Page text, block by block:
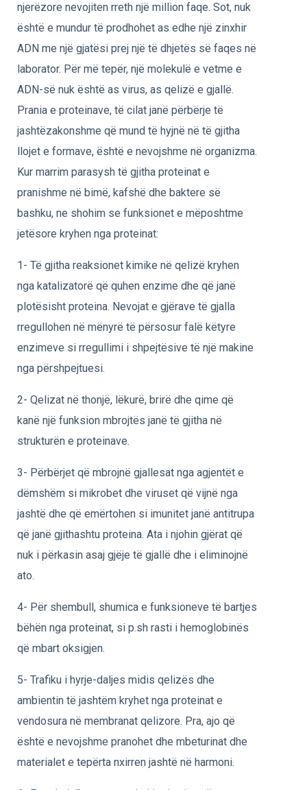
njerëzore nevojiten rreth një million faqe. Sot, nuk
është e mundur të prodhohet as edhe një zinxhir
ADN me një gjatësi prej një të dhjetës së faqes në
laborator. Për më tepër, një molekulë e vetme e
ADN-së nuk është as virus, as qelizë e gjallë.
Prania e proteinave, të cilat janë përbërje të
jashtëzakonshme që mund të hyjnë në të gjitha
llojet e formave, është e nevojshme në organizma.
Kur marrim parasysh të gjitha proteinat e
pranishme në bimë, kafshë dhe baktere së
bashku, ne shohim se funksionet e mëposhtme
jetësore kryhen nga proteinat:
1- Të gjitha reaksionet kimike në qelizë kryhen
nga katalizatorë që quhen enzime dhe që janë
plotësisht proteina. Nevojat e gjërave të gjalla
rregullohen në mënyrë të përsosur falë këtyre
enzimeve si rregullimi i shpejtësive të një makine
nga përshpejtuesi.
2- Qelizat në thonjë, lëkurë, brirë dhe qime që
kanë një funksion mbrojtës janë të gjitha në
strukturën e proteinave.
3- Përbërjet që mbrojnë gjallesat nga agjentët e
dëmshëm si mikrobet dhe viruset që vijnë nga
jashtë dhe që emërtohen si imunitet janë antitrupa
që janë gjithashtu proteina. Ata i njohin gjërat që
nuk i përkasin asaj gjëje të gjallë dhe i eliminojnë
ato.
4- Për shembull, shumica e funksioneve të bartjes
bëhën nga proteinat, si p.sh rasti i hemoglobinës
që mbart oksigjen.
5- Trafiku i hyrje-daljes midis qelizës dhe
ambientin të jashtëm kryhet nga proteinat e
vendosura në membranat qelizore. Pra, ajo që
është e nevojshme pranohet dhe mbeturinat dhe
materialet e tepërta nxirren jashtë në harmoni.